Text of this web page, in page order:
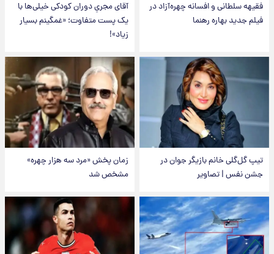
فقیهه سلطانی و افسانه چهره‌آزاد در
فیلم جدید بهاره رهنما
آقای مجریِ دوران کودکی خیلی‌ها با
یک پست متفاوت؛ «غمگینم بسیار
زیاد»!
تیپ گل‌گلی خانم بازیگر جوان در
جشن نفس | تصاویر
زمان پخش «مرد سه هزار چهره»
مشخص شد